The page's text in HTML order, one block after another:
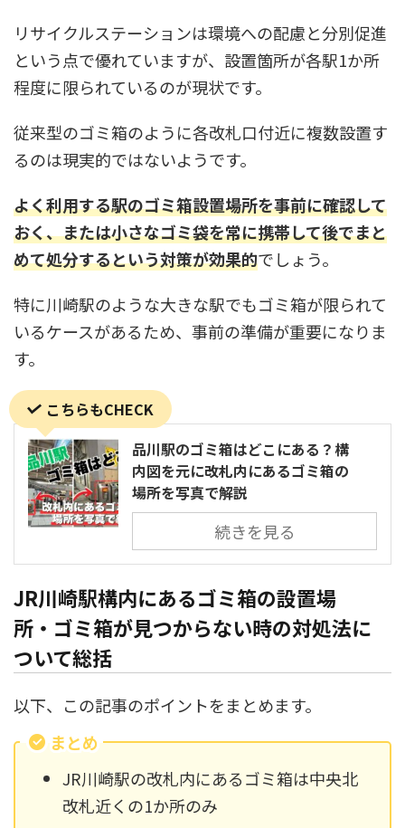
リサイクルステーションは環境への配慮と分別促進
という点で優れていますが、設置箇所が各駅1か所
程度に限られているのが現状です。
従来型のゴミ箱のように各改札口付近に複数設置す
るのは現実的ではないようです。
よく利用する駅のゴミ箱設置場所を事前に確認して
おく、または小さなゴミ袋を常に携帯して後でまと
めて処分するという対策が効果的でしょう。
特に川崎駅のような大きな駅でもゴミ箱が限られて
いるケースがあるため、事前の準備が重要になりま
す。
こちらもCHECK
品川駅のゴミ箱はどこにある？構
内図を元に改札内にあるゴミ箱の
場所を写真で解説
続きを見る
JR川崎駅構内にあるゴミ箱の設置場
所・ゴミ箱が見つからない時の対処法に
ついて総括
以下、この記事のポイントをまとめます。
まとめ
JR川崎駅の改札内にあるゴミ箱は中央北
改札近くの1か所のみ